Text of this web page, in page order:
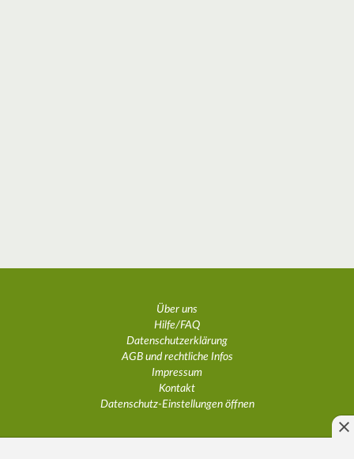
Über uns
Hilfe/FAQ
Datenschutzerklärung
AGB und rechtliche Infos
Impressum
Kontakt
Datenschutz-Einstellungen öffnen